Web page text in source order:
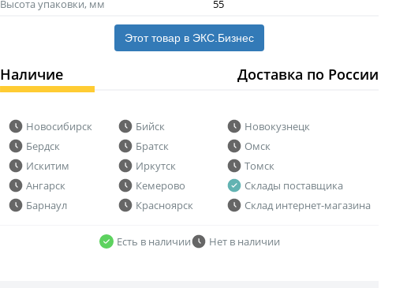
Высота упаковки, мм
55
Этот товар в ЭКС.Бизнес
Наличие Доставка по России
Новосибирск
Бердск
Искитим
Ангарск
Барнаул
Бийск
Братск
Иркутск
Кемерово
Красноярск
Новокузнецк
Омск
Томск
Склады поставщика
Склад интернет-магазина
Есть в наличии
Нет в наличии